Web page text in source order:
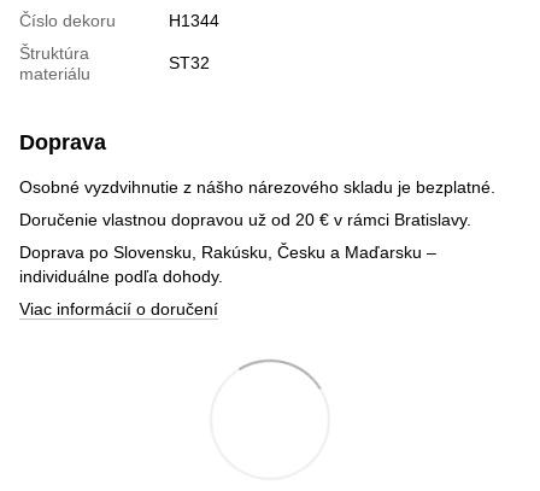
Číslo dekoru
H1344
Štruktúra
materiálu
ST32
Doprava
Osobné vyzdvihnutie z nášho nárezového skladu je bezplatné.
Doručenie vlastnou dopravou už od 20 € v rámci Bratislavy.
Doprava po Slovensku, Rakúsku, Česku a Maďarsku –
individuálne podľa dohody.
Viac informácií o doručení